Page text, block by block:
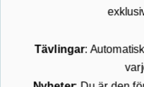
Köpvillkor
Tävlingar: